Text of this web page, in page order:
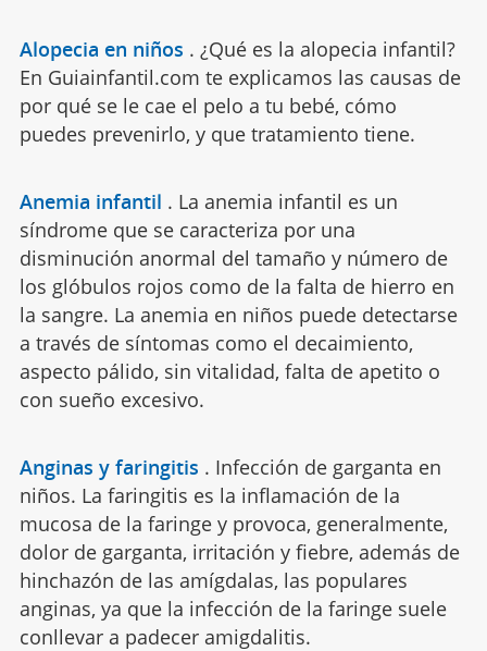
Alopecia en niños . ¿Qué es la alopecia infantil?
En Guiainfantil.com te explicamos las causas de
por qué se le cae el pelo a tu bebé, cómo
puedes prevenirlo, y que tratamiento tiene.
Anemia infantil . La anemia infantil es un
síndrome que se caracteriza por una
disminución anormal del tamaño y número de
los glóbulos rojos como de la falta de hierro en
la sangre. La anemia en niños puede detectarse
a través de síntomas como el decaimiento,
aspecto pálido, sin vitalidad, falta de apetito o
con sueño excesivo.
Anginas y faringitis . Infección de garganta en
niños. La faringitis es la inflamación de la
mucosa de la faringe y provoca, generalmente,
dolor de garganta, irritación y fiebre, además de
hinchazón de las amígdalas, las populares
anginas, ya que la infección de la faringe suele
conllevar a padecer amigdalitis.